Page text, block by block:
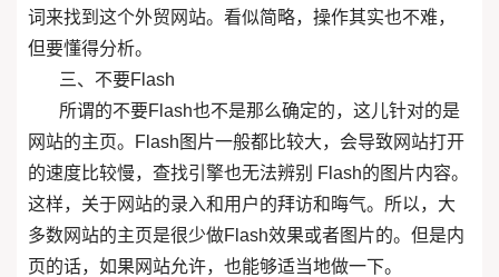
词来找到这个外贸网站。看似简略，操作其实也不难，
但要懂得分析。
三、不要Flash
所谓的不要Flash也不是那么确定的，这儿针对的是
网站的主页。Flash图片一般都比较大，会导致网站打开
的速度比较慢，查找引擎也无法辨别 Flash的图片内容。
这样，关于网站的录入和用户的拜访和晦气。所以，大
多数网站的主页是很少做Flash效果或者图片的。但是内
页的话，如果网站允许，也能够适当地做一下。